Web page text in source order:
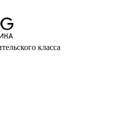
класса